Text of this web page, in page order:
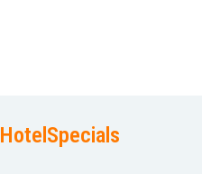
HotelSpecials